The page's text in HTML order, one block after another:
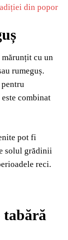
din popor
mărunțit cu un
rumeguș.
combinat
pot fi
solul grădinii
reci.
tabără